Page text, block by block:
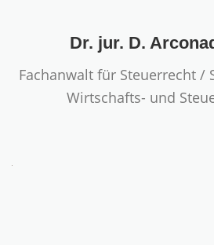
Dr. jur. D.
Fachanwalt für Steuerrecht /
Wirtschafts- und